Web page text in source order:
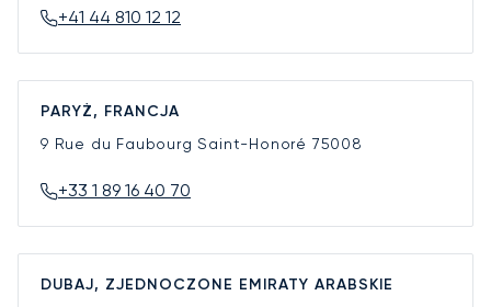
+41 44 810 12 12
PARYŻ, FRANCJA
9 Rue du Faubourg Saint-Honoré 75008
+33 1 89 16 40 70
DUBAJ, ZJEDNOCZONE EMIRATY ARABSKIE